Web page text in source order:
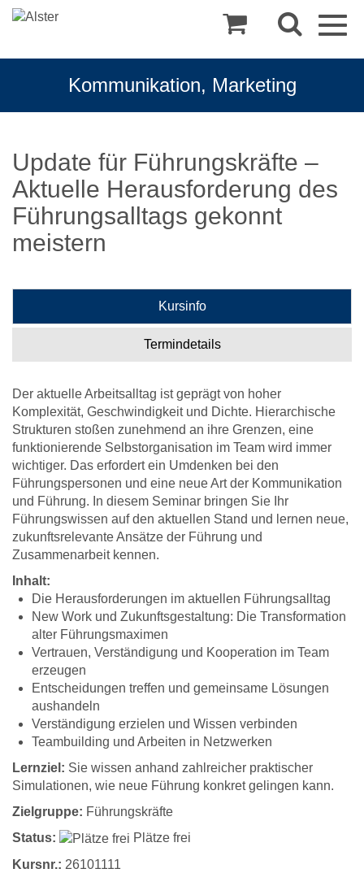
Kommunikation, Marketing
Update für Führungskräfte –
Aktuelle Herausforderung des
Führungsalltags gekonnt
meistern
Kursinfo
Termindetails
Der aktuelle Arbeitsalltag ist geprägt von hoher
Komplexität, Geschwindigkeit und Dichte. Hierarchische
Strukturen stoßen zunehmend an ihre Grenzen, eine
funktionierende Selbstorganisation im Team wird immer
wichtiger. Das erfordert ein Umdenken bei den
Führungspersonen und eine neue Art der Kommunikation
und Führung. In diesem Seminar bringen Sie Ihr
Führungswissen auf den aktuellen Stand und lernen neue,
zukunftsrelevante Ansätze der Führung und
Zusammenarbeit kennen.
Inhalt:
Die Herausforderungen im aktuellen Führungsalltag
New Work und Zukunftsgestaltung: Die Transformation
alter Führungsmaximen
Vertrauen, Verständigung und Kooperation im Team
erzeugen
Entscheidungen treffen und gemeinsame Lösungen
aushandeln
Verständigung erzielen und Wissen verbinden
Teambuilding und Arbeiten in Netzwerken
Lernziel: Sie wissen anhand zahlreicher praktischer
Simulationen, wie neue Führung konkret gelingen kann.
Zielgruppe: Führungskräfte
Status:
Plätze frei
Kursnr.: 26101111